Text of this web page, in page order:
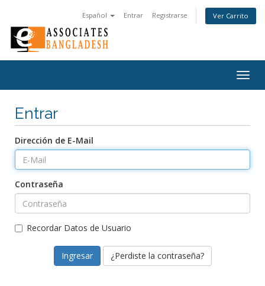
Español Entrar Registrarse Ver Carrito
Entrar
Dirección de E-Mail
Contraseña
Recordar Datos de Usuario
¿Perdiste la contraseña?